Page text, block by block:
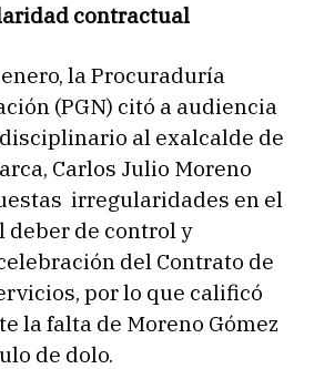
contractual
la Procuraduría
(PGN) citó a audiencia
al exalcalde de
Carlos Julio Moreno
irregularidades en el
de control y
del Contrato de
por lo que calificó
la falta de Moreno Gómez
de dolo.